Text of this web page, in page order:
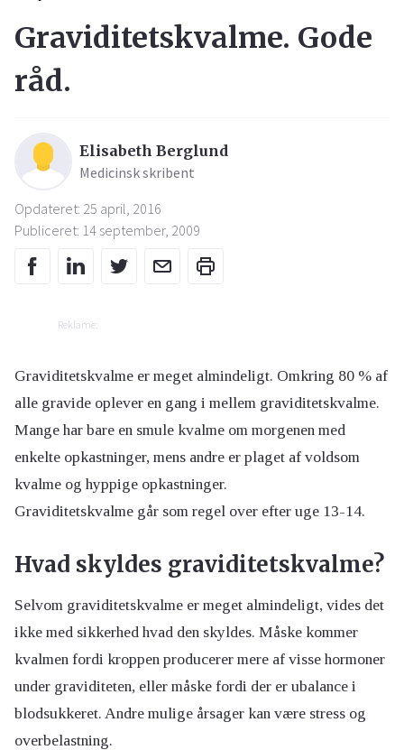
Graviditetskvalme. Gode
råd.
Elisabeth Berglund
Medicinsk skribent
Opdateret: 25 april, 2016
Publiceret: 14 september, 2009
Reklame:
Graviditetskvalme er meget almindeligt. Omkring 80 % af
alle gravide oplever en gang i mellem graviditetskvalme.
Mange har bare en smule kvalme om morgenen med
enkelte opkastninger, mens andre er plaget af voldsom
kvalme og hyppige opkastninger.
Graviditetskvalme går som regel over efter uge 13-14.
Hvad skyldes graviditetskvalme?
Selvom graviditetskvalme er meget almindeligt, vides det
ikke med sikkerhed hvad den skyldes. Måske kommer
kvalmen fordi kroppen producerer mere af visse hormoner
under graviditeten, eller måske fordi der er ubalance i
blodsukkeret. Andre mulige årsager kan være stress og
overbelastning.